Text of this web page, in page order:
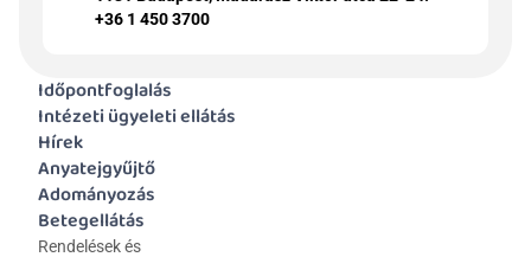
+36 1 450 3700
Időpontfoglalás
Intézeti ügyeleti ellátás
Hírek
Anyatejgyűjtő
Adományozás
Betegellátás
Rendelések és